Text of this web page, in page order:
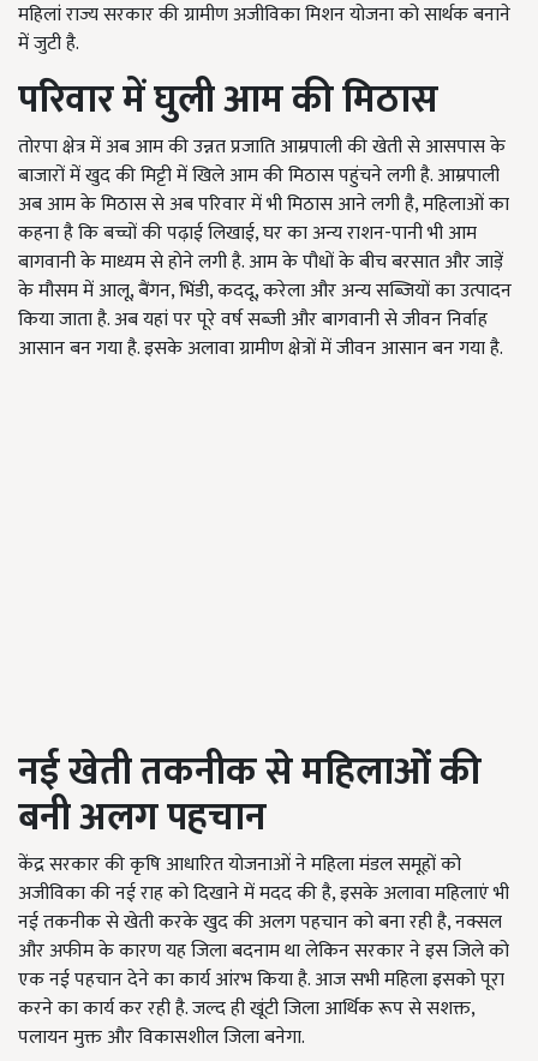
महिलां राज्य सरकार की ग्रामीण अजीविका मिशन योजना को सार्थक बनाने
में जुटी है.
परिवार मेंघुलीआम की मिठास
तोरपा क्षेत्र में अब आम की उन्नत प्रजाति आम्रपाली की खेती से आसपास के
बाजारों में खुद की मिट्टी में खिले आम की मिठास पहुंचने लगी है. आम्रपाली
अब आम के मिठास से अब परिवार में भी मिठास आने लगी है, महिलाओं का
कहना है कि बच्चों की पढ़ाई लिखाई, घर का अन्य राशन-पानी भी आम
बागवानी के माध्यम से होने लगी है. आम के पौधों के बीच बरसात और जाड़ें
के मौसम में आलू, बैंगन, भिंडी, कददू, करेला और अन्य सब्जियों का उत्पादन
किया जाता है. अब यहां पर पूरे वर्ष सब्जी और बागवानी से जीवन निर्वाह
आसान बन गया है. इसके अलावा ग्रामीण क्षेत्रों में जीवन आसान बन गया है.
नई खेती तकनीक से महिलाओं की
बनी अलग पहचान
केंद्र सरकार की कृषि आधारित योजनाओं ने महिला मंडल समूहों को
अजीविका की नई राह को दिखाने में मदद की है, इसके अलावा महिलाएं भी
नई तकनीक से खेती करके खुद की अलग पहचान को बना रही है, नक्सल
और अफीम के कारण यह जिला बदनाम था लेकिन सरकार ने इस जिले को
एक नई पहचान देने का कार्य आंरभ किया है. आज सभी महिला इसको पूरा
करने का कार्य कर रही है. जल्द ही खूंटी जिला आर्थिक रूप से सशक्त,
पलायन मुक्त और विकासशील जिला बनेगा.